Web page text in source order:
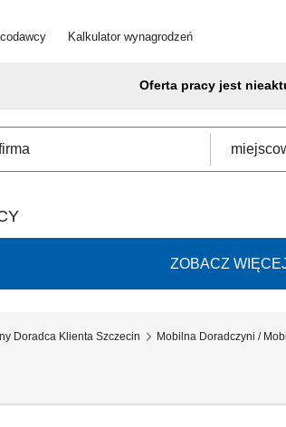
Kalkulator wynagrodzeń
Oferta pracy jest
ZOBACZ
Doradca Klienta Szczecin Mobilna Doradczyni /